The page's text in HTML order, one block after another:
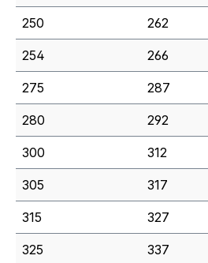
250 262
254 266
275 287
280 292
300 312
305 317
315 327
325 337